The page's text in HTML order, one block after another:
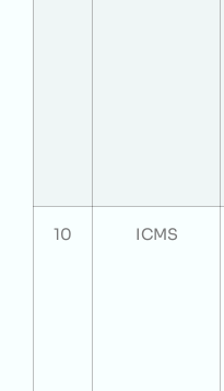
10 ICMS